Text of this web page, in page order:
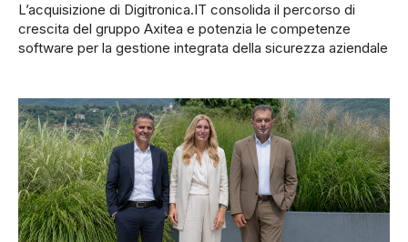
L’acquisizione di Digitronica.IT consolida il percorso di
crescita del gruppo Axitea e potenzia le competenze
software per la gestione integrata della sicurezza aziendale